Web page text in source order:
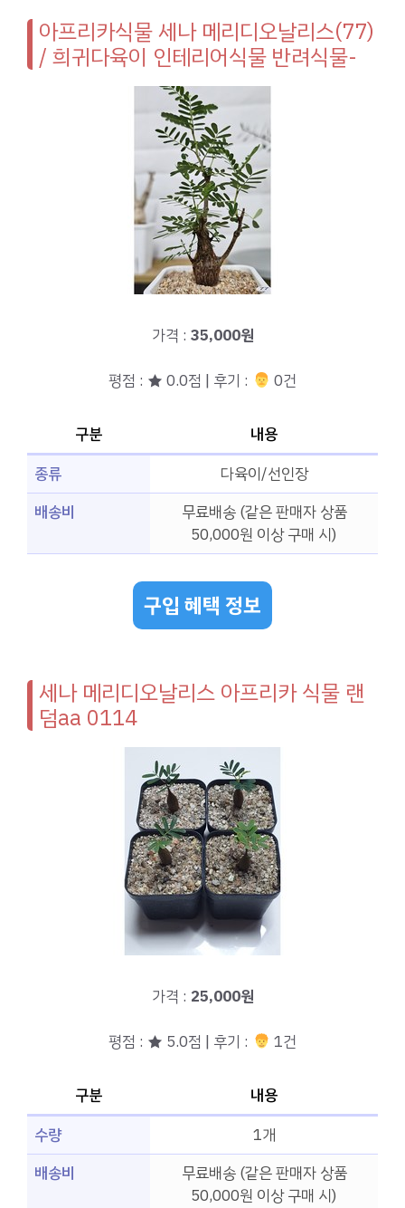
아프리카식물 세나 메리디오날리스(77)
/ 희귀다육이 인테리어식물 반려식물-
가격 : 35,000원
평점 : ★ 0.0점 | 후기 : ‍‍ 0건
구분
내용
종류
다육이/선인장
배송비
무료배송 (같은 판매자 상품
50,000원 이상 구매 시)
구입 혜택 정보
세나 메리디오날리스 아프리카 식물 랜
덤aa 0114
가격 : 25,000원
평점 : ★ 5.0점 | 후기 : 1건
구분
내용
수량
1개
배송비
무료배송 (같은 판매자 상품
50,000원 이상 구매 시)